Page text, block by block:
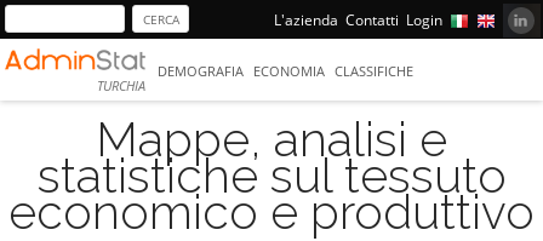
L'azienda Contatti Login
TURCHIA
DEMOGRAFIA ECONOMIA CLASSIFICHE
Mappe, analisi e
statistiche sul tessuto
economico e produttivo